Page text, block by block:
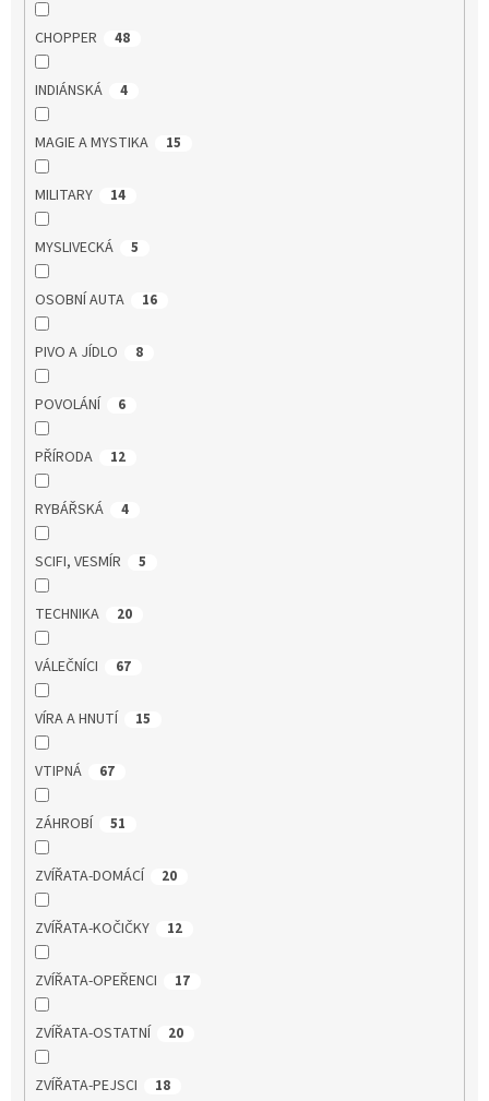
CHOPPER 48
INDIÁNSKÁ 4
MAGIE A MYSTIKA 15
MILITARY 14
MYSLIVECKÁ 5
OSOBNÍ AUTA 16
PIVO A JÍDLO 8
POVOLÁNÍ 6
PŘÍRODA 12
RYBÁŘSKÁ 4
SCIFI, VESMÍR 5
TECHNIKA 20
VÁLEČNÍCI 67
VÍRA A HNUTÍ 15
VTIPNÁ 67
ZÁHROBÍ 51
ZVÍŘATA-DOMÁCÍ 20
ZVÍŘATA-KOČIČKY 12
ZVÍŘATA-OPEŘENCI 17
ZVÍŘATA-OSTATNÍ 20
ZVÍŘATA-PEJSCI 18